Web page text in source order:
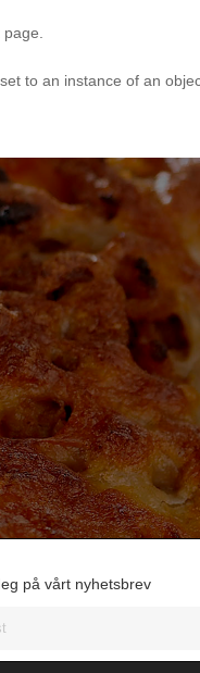
to an instance of an
på vårt nyhetsbrev